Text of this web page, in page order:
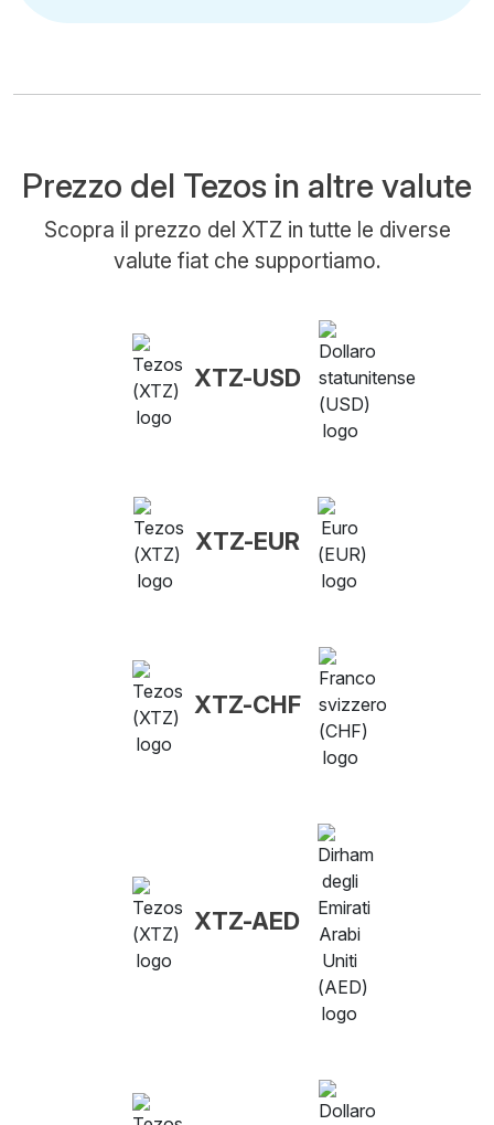
Prezzo del Tezos in altre valute
Scopra il prezzo del XTZ in tutte le diverse
valute fiat che supportiamo.
XTZ-USD
XTZ-EUR
XTZ-CHF
XTZ-AED